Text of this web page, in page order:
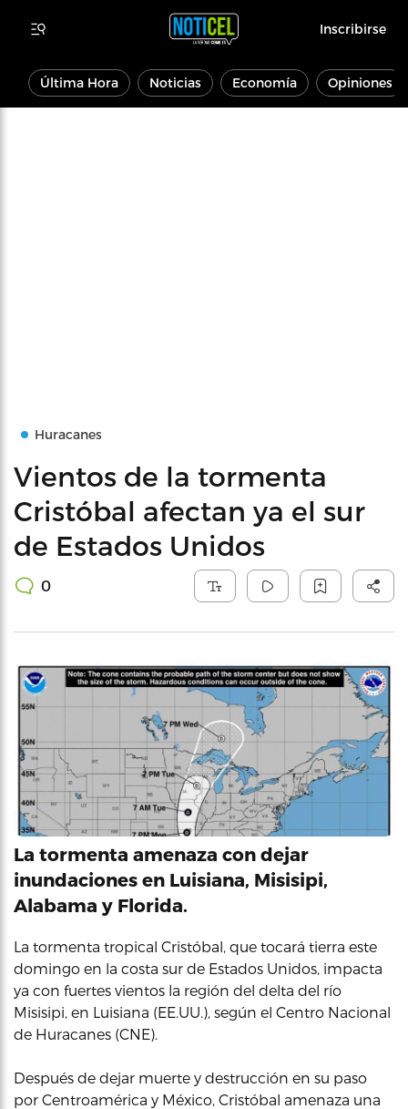
Inscribirse
Última Hora Noticias Economía Opiniones
Huracanes
Vientos de la tormenta
Cristóbal afectan ya el sur
de Estados Unidos
0
La tormenta amenaza con dejar
inundaciones en Luisiana, Misisipi,
Alabama y Florida.
La tormenta tropical Cristóbal, que tocará tierra este
domingo en la costa sur de Estados Unidos, impacta
ya con fuertes vientos la región del delta del río
Misisipi, en Luisiana (EE.UU.), según el Centro Nacional
de Huracanes (CNE).
Después de dejar muerte y destrucción en su paso
por Centroamérica y México, Cristóbal amenaza una